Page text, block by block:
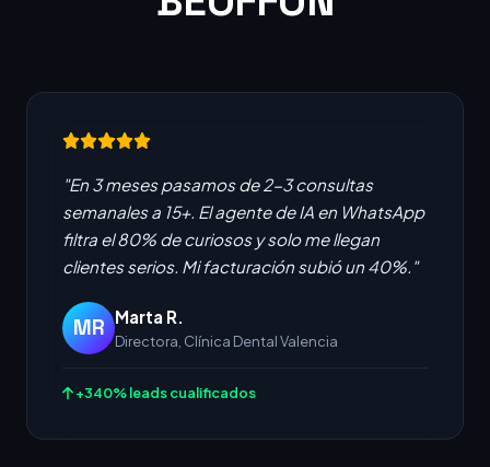
"En 3 meses pasamos de 2-3 consultas
semanales a 15+. El agente de IA en WhatsApp
filtra el 80% de curiosos y solo me llegan
clientes serios. Mi facturación subió un 40%."
MR Marta R.
Directora, Clínica Dental Valencia
+340% leads cualificados